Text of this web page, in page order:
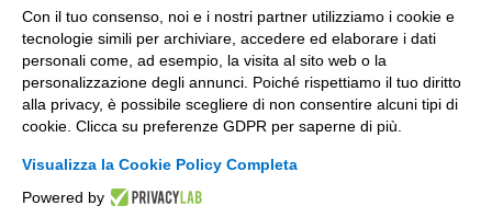
UTILITÀ
Recupero Password
Verifica attestato di presenza
POLICIES AND TERMS
Con il tuo consenso, noi e i nostri partner utilizziamo i cookie e
tecnologie simili per archiviare, accedere ed elaborare i dati
personali come, ad esempio, la visita al sito web o la
personalizzazione degli annunci. Poiché rispettiamo il tuo diritto
alla privacy, è possibile scegliere di non consentire alcuni tipi di
cookie. Clicca su preferenze GDPR per saperne di più.
Visualizza la Cookie Policy Completa
Powered by